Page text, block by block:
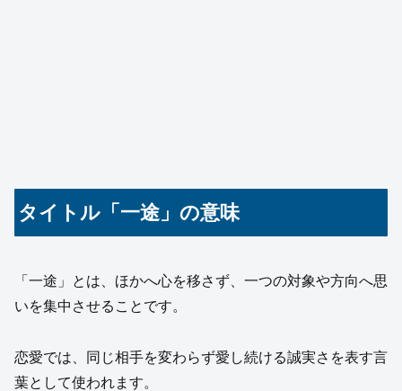
タイトル「一途」の意味
「一途」とは、ほかへ心を移さず、一つの対象や方向へ思
いを集中させることです。
恋愛では、同じ相手を変わらず愛し続ける誠実さを表す言
葉として使われます。